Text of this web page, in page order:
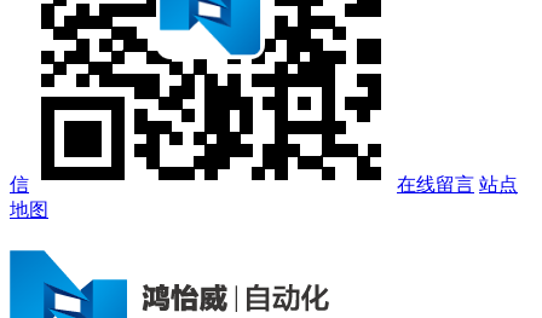
信 在线留言 站点
地图